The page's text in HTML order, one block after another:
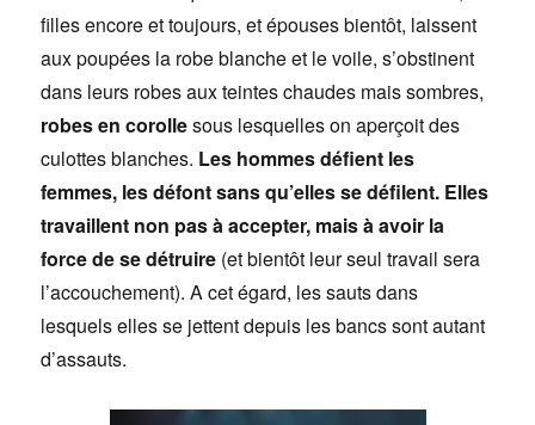
filles encore et toujours, et épouses bientôt, laissent
aux poupées la robe blanche et le voile, s’obstinent
dans leurs robes aux teintes chaudes mais sombres,
robes en corollesous lesquelles on aperçoit des
culottes blanches. Les hommes défient les
femmes, les défont sans qu’elles se défilent. Elles
travaillent non pas à accepter, mais à avoir la
force de se détruire (et bientôt leur seul travail sera
l’accouchement). A cet égard, les sauts dans
lesquels elles se jettent depuis les bancs sont autant
d’assauts.